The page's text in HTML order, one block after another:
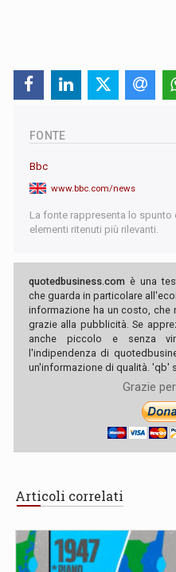
FONTE
Bbc
www.bbc.com/news
La fonte rappresenta lo
elementi ritenuti più rilevanti.
quotedbusiness.com è una
che guarda in particolare
informazione ha un costo, che
grazie alla pubblicità. Se
anche piccolo e senza
l'indipendenza di
un'informazione di qualità. 'qb'
Grazie
Articoli correlati